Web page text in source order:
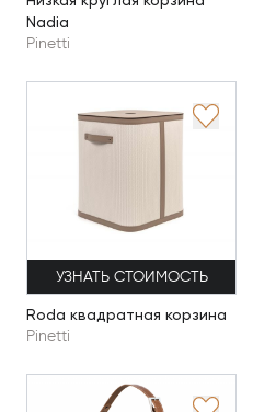
Nadia
Pinetti
УЗНАТЬ СТОИМОСТЬ
Roda квадратная корзина
Pinetti